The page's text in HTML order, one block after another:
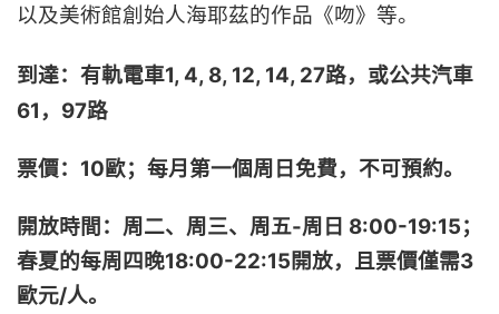
以及美術館創始人海耶茲的作品《吻》等。
到達： 有軌電車1, 4, 8, 12, 14, 27路，或公共汽車
61，97路
票價：10歐；每月第一個周日免費，不可預約。
開放時間：周二、周三、 周五-周日 8:00-19:15；
春夏的每周四晚18:00-22:15開放，且票價僅需3
歐元/人。